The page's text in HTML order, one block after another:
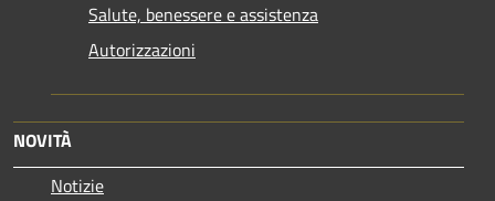
Salute, benessere e assistenza
Autorizzazioni
NOVITÀ
Notizie